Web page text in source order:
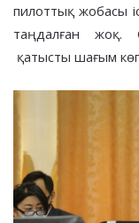
пилоттық жобасы
таңдалған жоқ.
қатысты шағым